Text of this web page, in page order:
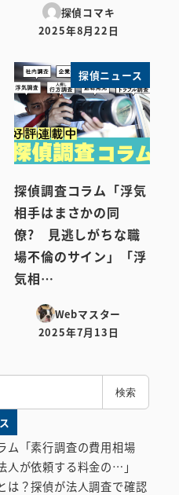
探偵コマキ
投稿日
2025年8月22日
探偵ニュース
探偵調査コラム「浮気
相手はまさかの同
僚? 見逃しがちな職
場不倫のサイン」「浮
気相…
Webマスター
投稿日
2025年7月13日
検索
ム「素行調査の費用相場
人が依頼する料金の…」
は？探偵が法人調査で確認